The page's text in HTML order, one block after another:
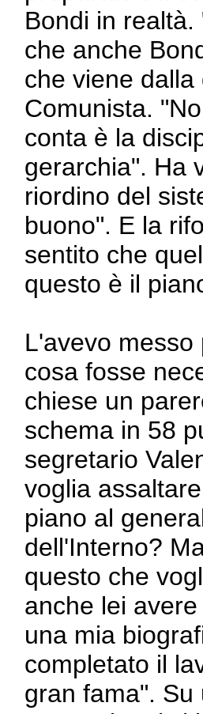
Bondi in
che anche
che viene
Comunista.
conta è la
gerarchia". Ha
riordino del
buono". E la
sentito che
questo è il
L'avevo
cosa fosse
chiese un
schema in 58
segretario
voglia
piano al
dell'Interno?
questo che
anche lei
una mia
completato il
gran fama".